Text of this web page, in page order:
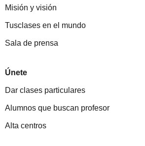
Misión y visión
Tusclases en el mundo
Sala de prensa
Únete
Dar clases particulares
Alumnos que buscan profesor
Alta centros